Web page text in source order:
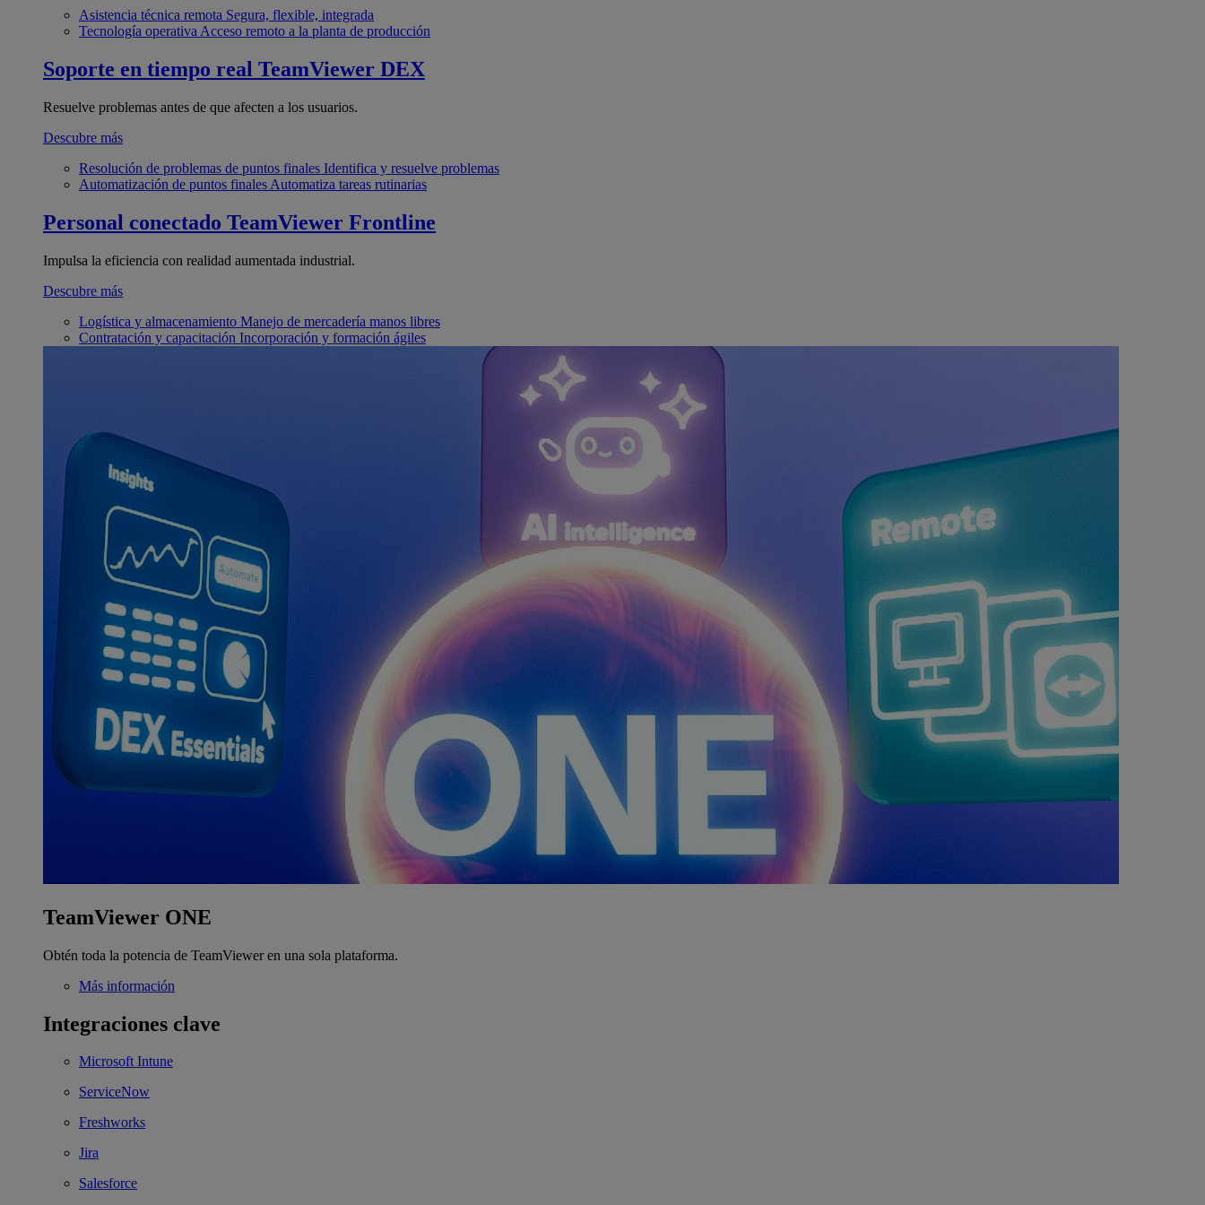
Asistencia técnica remota Segura, flexible, integrada
Tecnología operativa Acceso remoto a la planta de producción
Soporte en tiempo real TeamViewer DEX
Resuelve problemas antes de que afecten a los usuarios.
Descubre más
Resolución de problemas de puntos finales Identifica y resuelve problemas
Automatización de puntos finales Automatiza tareas rutinarias
Personal conectado TeamViewer Frontline
Impulsa la eficiencia con realidad aumentada industrial.
Descubre más
Logística y almacenamiento Manejo de mercadería manos libres
Contratación y capacitación Incorporación y formación ágiles
TeamViewer ONE
Obtén toda la potencia de TeamViewer en una sola plataforma.
Más información
Integraciones clave
Microsoft Intune
ServiceNow
Freshworks
Jira
Salesforce